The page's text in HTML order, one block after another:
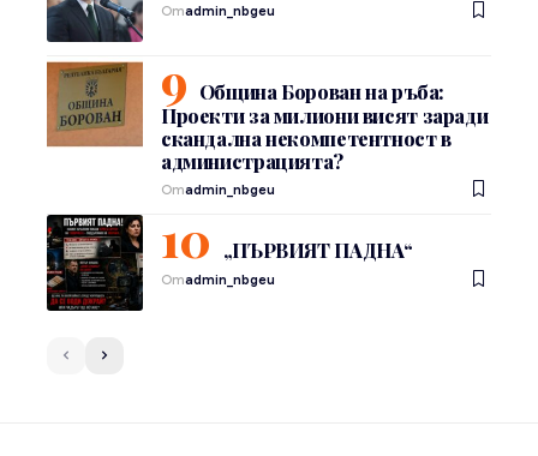
Отadmin_nbgeu
Община Борован на ръба:
Проекти за милиони висят заради
скандална некомпетентност в
администрацията?
Отadmin_nbgeu
„ПЪРВИЯТ ПАДНА“
Отadmin_nbgeu